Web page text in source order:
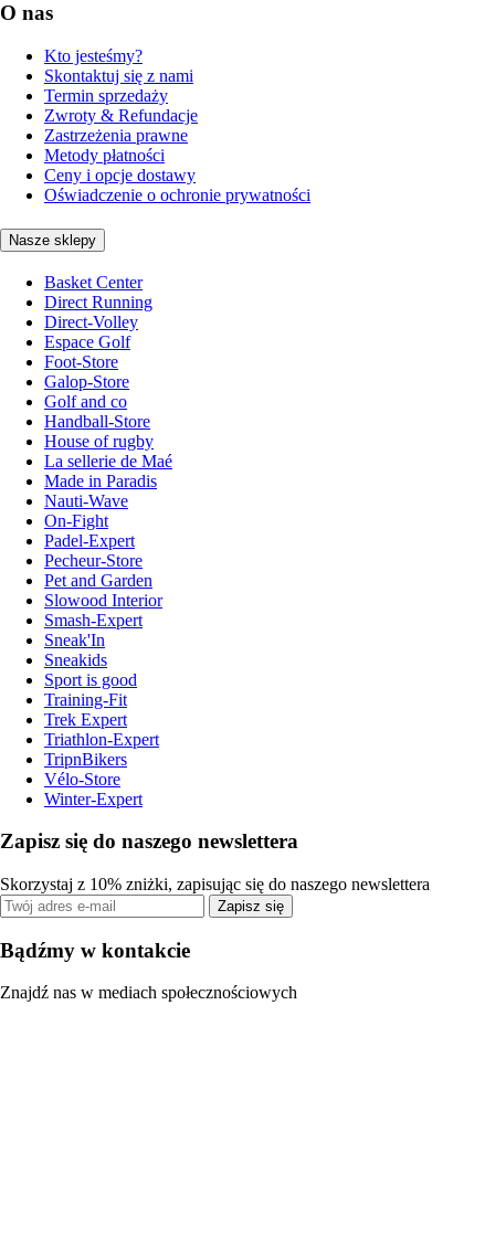
O nas
Kto jesteśmy?
Skontaktuj się z nami
Termin sprzedaży
Zwroty & Refundacje
Zastrzeżenia prawne
Metody płatności
Ceny i opcje dostawy
Oświadczenie o ochronie prywatności
Nasze sklepy
Basket Center
Direct Running
Direct-Volley
Espace Golf
Foot-Store
Galop-Store
Golf and co
Handball-Store
House of rugby
La sellerie de Maé
Made in Paradis
Nauti-Wave
On-Fight
Padel-Expert
Pecheur-Store
Pet and Garden
Slowood Interior
Smash-Expert
Sneak'In
Sneakids
Sport is good
Training-Fit
Trek Expert
Triathlon-Expert
TripnBikers
Vélo-Store
Winter-Expert
Zapisz się do naszego newslettera
Skorzystaj z 10% zniżki, zapisując się do naszego newslettera
Zapisz się
Bądźmy w kontakcie
Znajdź nas w mediach społecznościowych